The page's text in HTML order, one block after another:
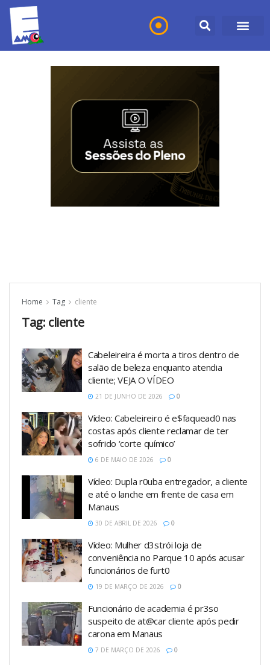
Home Tag cliente
Tag: cliente
Cabeleireira é morta a tiros dentro de
salão de beleza enquanto atendia
cliente; VEJA O VÍDEO
21 DE JUNHO DE 2026 0
Vídeo: Cabeleireiro é e$faquead0 nas
costas após cliente reclamar de ter
sofrido ‘corte químico’
6 DE MAIO DE 2026 0
Vídeo: Dupla r0uba entregador, a cliente
e até o lanche em frente de casa em
Manaus
30 DE ABRIL DE 2026 0
Vídeo: Mulher d3strói loja de
conveniência no Parque 10 após acusar
funcionários de furt0
19 DE MARÇO DE 2026 0
Funcionário de academia é pr3so
suspeito de at@car cliente após pedir
carona em Manaus
7 DE MARÇO DE 2026 0